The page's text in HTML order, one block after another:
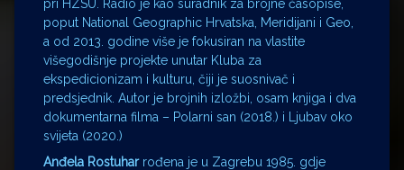
pri HZSU. Radio je kao suradnik za brojne časopise,
poput National Geographic Hrvatska, Meridijani i Geo,
a od 2013. godine više je fokusiran na vlastite
višegodišnje projekte unutar Kluba za
ekspedicionizam i kulturu, čiji je suosnivač i
predsjednik. Autor je brojnih izložbi, osam knjiga i dva
dokumentarna filma – Polarni san (2018.) i Ljubav oko
svijeta (2020.)
Anđela Rostuharrođena je u Zagrebu 1985. gdje